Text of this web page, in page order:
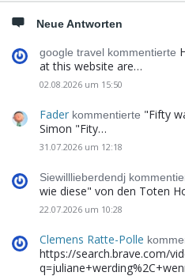
Neue Antworten
google travel kommentierte
at this website are…
02.08.2026 um 15:50
Fader kommentierte "Fifty
Simon "Fity…
31.07.2026 um 12:18
Siewilllieberdendj
wie diese" von den Toten
22.07.2026 um 10:28
Clemens Ratte-Polle
https://search.brave.com/